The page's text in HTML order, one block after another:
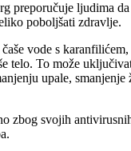
preporučuje ljudima
poboljšati zdravlje.
vode s
telo. To može
upale,
zbog svojih